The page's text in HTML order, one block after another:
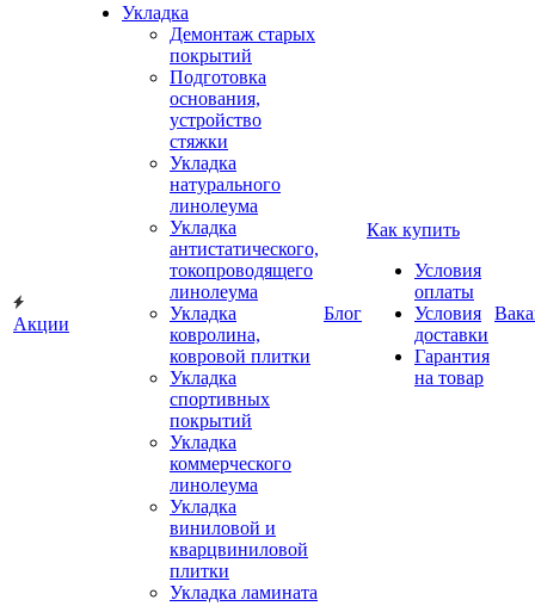
Акции
Укладка
Демонтаж старых
покрытий
Подготовка
основания,
устройство
стяжки
Укладка
натурального
линолеума
Укладка
антистатического,
токопроводящего
линолеума
Укладка
ковролина,
ковровой плитки
Укладка
спортивных
покрытий
Укладка
коммерческого
линолеума
Укладка
виниловой и
кварцвиниловой
плитки
Укладка ламината
Блог
Как купить
Условия
оплаты
Условия
доставки
Гарантия
на товар